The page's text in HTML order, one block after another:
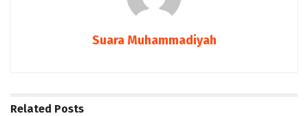
Suara Muhammadiyah
Related Posts